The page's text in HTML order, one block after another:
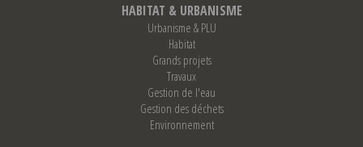
HABITAT & URBANISME
Urbanisme & PLU
Habitat
Grands projets
Travaux
Gestion de l'eau
Gestion des déchets
Environnement